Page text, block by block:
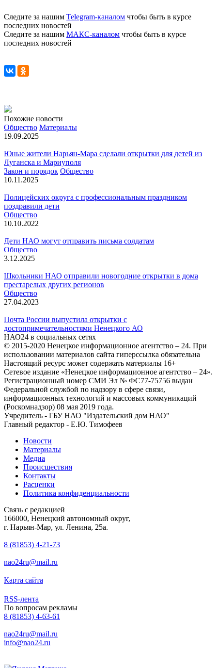
Следите за нашим Telegram-каналом чтобы быть в курсе
последних новостей
Следите за нашим МАКС-каналом чтобы быть в курсе
последних новостей
Похожие новости
Общество Материалы
19.09.2025
Юные жители Нарьян-Мара сделали открытки для детей из
Луганска и Мариуполя
Закон и порядок Общество
10.11.2025
Полицейских округа с профессиональным праздником
поздравили дети
Общество
10.10.2022
Дети НАО могут отправить письма солдатам
Общество
3.12.2025
Школьники НАО отправили новогодние открытки в дома
престарелых других регионов
Общество
27.04.2023
Почта России выпустила открытки с
достопримечательностями Ненецкого АО
НАО24 в социальных сетях
© 2015-2020 Ненецкое информационное агентство – 24. При
использовании материалов сайта гиперссылка обязательна
Настоящий ресурс может содержать материалы 16+
Сетевое издание «Ненецкое информационное агентство – 24».
Регистрационный номер СМИ Эл № ФС77-75756 выдан
Федеральной службой по надзору в сфере связи,
информационных технологий и массовых коммуникаций
(Роскомнадзор) 08 мая 2019 года.
Учредитель - ГБУ НАО "Издательский дом НАО"
Главный редактор - Е.Ю. Тимофеев
Новости
Материалы
Медиа
Происшествия
Контакты
Расценки
Политика конфиденциальности
Связь с редакцией
166000, Ненецкий автономный округ,
г. Нарьян-Мар, ул. Ленина, 25а.
8 (81853) 4-21-73
nao24ru@mail.ru
Карта сайта
RSS-лента
По вопросам рекламы
8 (81853) 4-63-61
nao24ru@mail.ru
info@nao24.ru